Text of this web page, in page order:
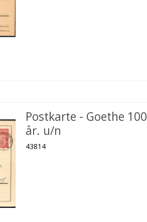
Postkarte - Goethe 100
år. u/n
43814